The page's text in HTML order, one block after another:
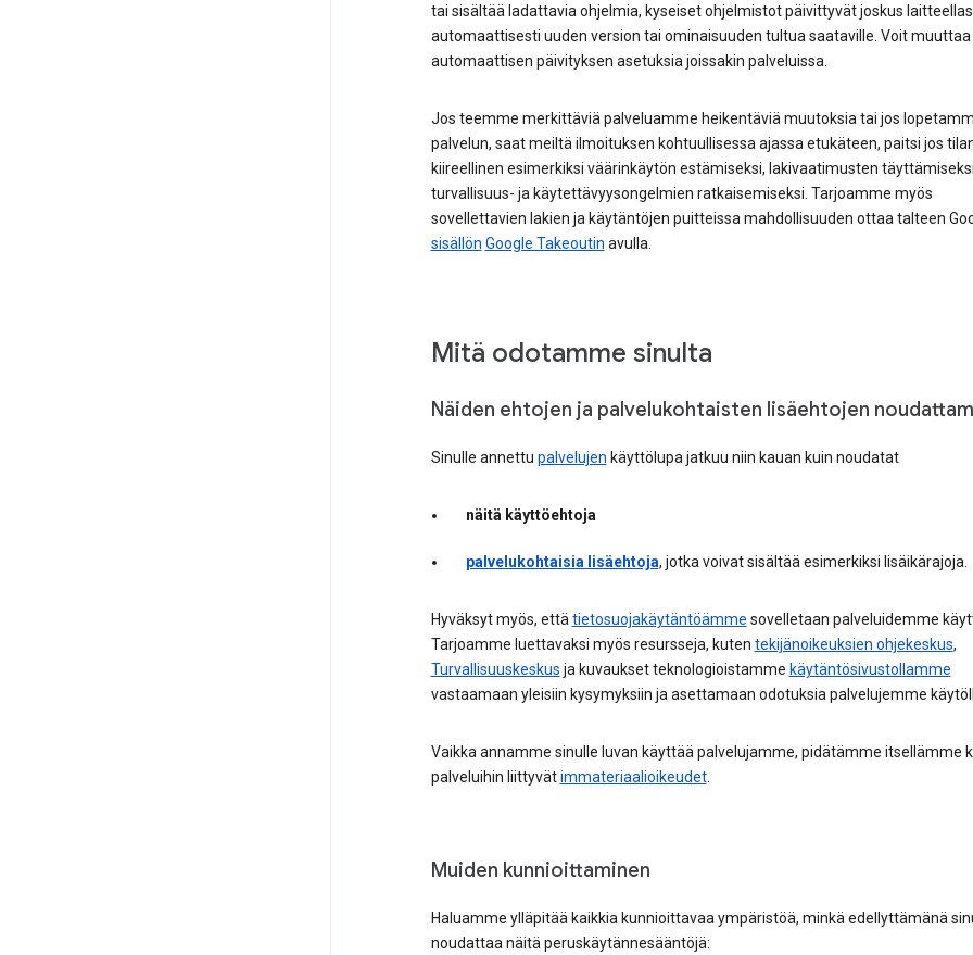
tai sisältää ladattavia ohjelmia, kyseiset ohjelmistot päivittyvät joskus
automaattisesti uuden version tai ominaisuuden tultua saataville. Voit muuttaa
automaattisen päivityksen asetuksia joissakin palveluissa.
Jos teemme merkittäviä palveluamme heikentäviä muutoksia tai jos
palvelun, saat meiltä ilmoituksen kohtuullisessa ajassa etukäteen, paitsi jos
kiireellinen esimerkiksi väärinkäytön estämiseksi, lakivaatimusten
turvallisuus- ja käytettävyysongelmien ratkaisemiseksi. Tarjoamme myös
sovellettavien lakien ja käytäntöjen puitteissa mahdollisuuden ottaa talteen
sisällön Google Takeoutin avulla.
Mitä odotamme sinulta
Näiden ehtojen ja palvelukohtaisten lisäehtojen
Sinulle annettu palvelujen käyttölupa jatkuu niin kauan kuin noudatat
näitä käyttöehtoja
palvelukohtaisia lisäehtoja, jotka voivat sisältää esimerkiksi lisäikärajoja.
Hyväksyt myös, että tietosuojakäytäntöämme sovelletaan palveluidemme
Tarjoamme luettavaksi myös resursseja, kuten tekijänoikeuksien ohjekeskus,
Turvallisuuskeskus ja kuvaukset teknologioistamme käytäntösivustollamme
vastaamaan yleisiin kysymyksiin ja asettamaan odotuksia palvelujemme
Vaikka annamme sinulle luvan käyttää palvelujamme, pidätämme itsellämme
palveluihin liittyvätimmateriaalioikeudet.
Muiden kunnioittaminen
Haluamme ylläpitää kaikkia kunnioittavaa ympäristöä, minkä edellyttämänä
noudattaa näitä peruskäytännesääntöjä: